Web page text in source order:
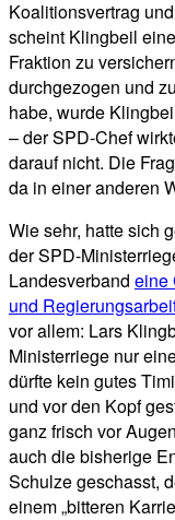
Koalitionsvertrag
scheint Klingbeil
Fraktion zu
durchgezogen und
habe, wurde
– der SPD-Chef
darauf nicht. Die
da in einer anderen
Wie sehr, hatte sich
der SPD-
Landesverband eine
und
vor allem: Lars
Ministerriege nur
dürfte kein gutes
und vor den Kopf
ganz frisch vor
auch die bisherige
Schulze geschasst,
einem „bitteren